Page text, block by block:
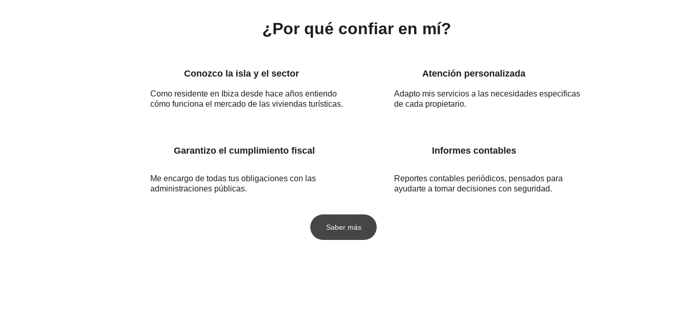
                ¿Por qué confiar en mí?
Conozco la isla y el sector
Como residente en Ibiza desde hace años entiendo
cómo funciona el mercado de las viviendas turísticas.
Atención personalizada
Adapto mis servicios a las necesidades especificas
de cada propietario.
Garantizo el cumplimiento fiscal
Me encargo de todas tus obligaciones con las
administraciones públicas.
Informes contables
Reportes contables periódicos, pensados para
ayudarte a tomar decisiones con seguridad.
Saber más